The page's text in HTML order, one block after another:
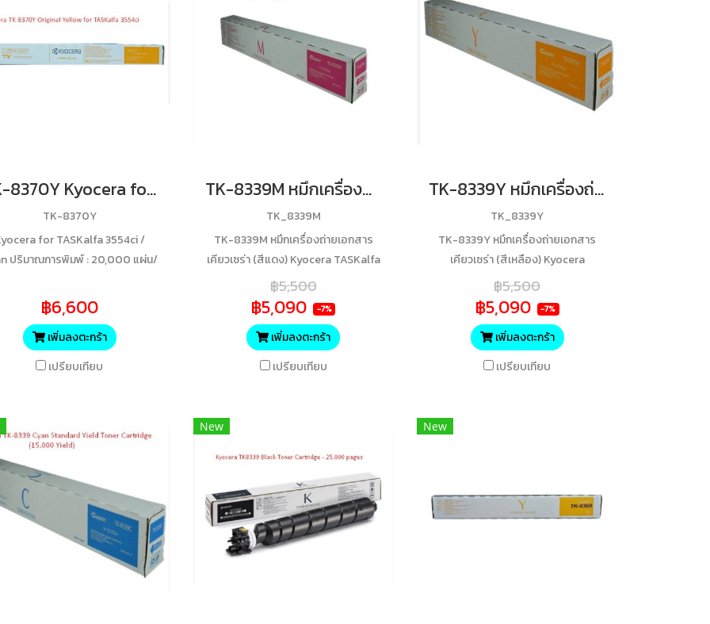
TK-8370Y Kyocera for TASKalfa 3554ci / Yellow ปริมาณการพิมพ์ : 20,000 แผ่น/ตลับ
TK-8370Y
for TASKalfa 3554ci /
ปริมาณการพิมพ์ : 20,000 แผ่น/
฿6,600
เพิ่มลงตะกร้า
เปรียบเทียบ
TK-8339M หมึกเครื่องถ่ายเอกสารเคียวเซร่า (สีแดง) ของแท้ ประกันศูนย์
TK_8339M
TK-8339M หมึกเครื่องถ่ายเอกสาร
เคียวเซร่า (สีแดง) Kyocera TASKalfa
3252ci/ 3253ci ปริมาณการพิมพ์
15,000 แผ่น ของแท้ ประกันศูนย์
฿5,500
฿5,090 -7%
เพิ่มลงตะกร้า
เปรียบเทียบ
TK-8339Y หมึกเครื่องถ่ายเอกสารเคียวเซร่า (สีเหลือง) ของแท้ ประกันศูนย์
TK_8339Y
TK-8339Y หมึกเครื่องถ่ายเอกสาร
เคียวเซร่า (สีเหลือง) Kyocera
TASKalfa 3252ci/ 3253ci ปริมาณการ
พิมพ์ 15,000 แผ่น ของแท้ ประกันศูนย์
฿5,500
฿5,090 -7%
เพิ่มลงตะกร้า
เปรียบเทียบ
New New